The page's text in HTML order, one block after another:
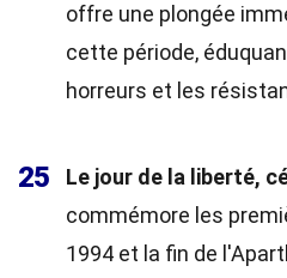
offre une plongée
cette période,
horreurs et les
25 Le jour de la liberté,
commémore les
1994 et la fin de